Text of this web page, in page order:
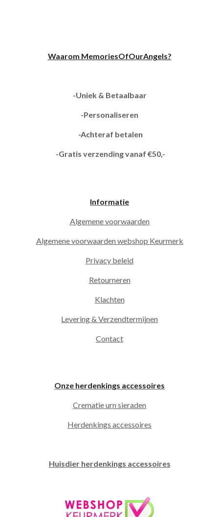
Waarom MemoriesOfOurAngels?
-Uniek & Betaalbaar
-Personaliseren
-Achteraf betalen
-Gratis verzending vanaf €50,-
Informatie
Algemene voorwaarden
Algemene voorwaarden webshop Keurmerk
Privacy beleid
Retourneren
Klachten
Levering & Verzendtermijnen
Contact
Onze herdenkings accessoires
Crematie urn sieraden
Herdenkings accessoires
Huisdier herdenkings accessoires